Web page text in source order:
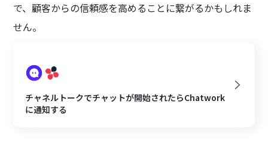
で、顧客からの信頼感を高めることに繋がるかもしれま
せん。
チャネルトークでチャットが開始されたらChatwork
に通知する